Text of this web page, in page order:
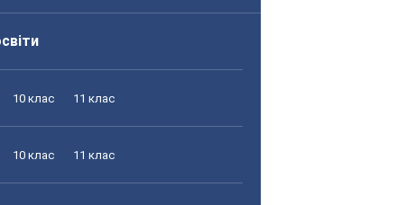
10 клас 11 клас
10 клас 11 клас